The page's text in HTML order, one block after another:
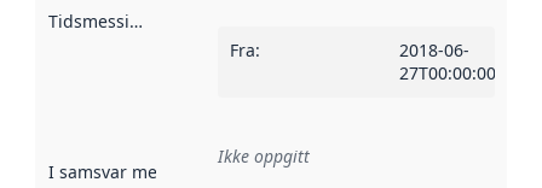
Tidsmessig avgrensning
Fra:
2018-06-
27T00:00:00Z
I samsvar med Referanse til en implementasjonsregel
Ikke oppgitt